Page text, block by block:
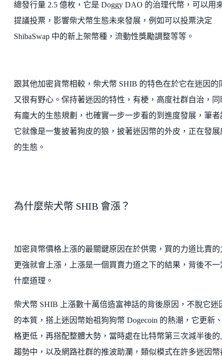
總發行量 2.5 億枚，它是 Doggy DAO 的治理代幣，可以用
提議投票，影響柴犬幣生態未來發展，例如可以投票決定
ShibaSwap 中的新上架幣種，流動性獎勵調整等等。
跟其他加密貨幣相較，柴犬幣 SHIB 的特色在於它在迷因的
又很有野心。保持著迷因的特性，有梗，高度社群自治，同
有龐大的生態規劃，也確實一步一步看的到進度發展，筆者
它就像是一隻披著狗皮的狼，披著迷因幣的外皮，正在發展
的生態。
為什麼柴犬幣 SHIB 會漲？
加密貨幣價格上漲的最關鍵原因在於供需，買的力道比賣的
更強就會上漲，上漲是一個買賣力道之下的結果，背後不一
什麼道理。
柴犬幣 SHIB 上漲數十萬倍造富神話的背後原因，不脫它迷
的本質，搭上迷因幣始祖狗狗幣 Dogecoin 的熱潮，它更新
格更低，再搭配整體大勢，當時處在比特幣第三次減半後的
趨勢中，以及網路社群的推波助瀾，類似模式在許多迷因幣